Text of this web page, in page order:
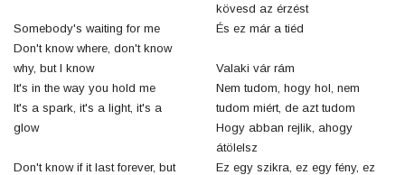
Somebody's waiting for me
Don't know where, don't know
why, but I know
It's in the way you hold me
It's a spark, it's a light, it's a
glow
Don't know if it last forever, but
kövesd az érzést
És ez már a tiéd
Valaki vár rám
Nem tudom, hogy hol, nem
tudom miért, de azt tudom
Hogy abban rejlik, ahogy
átölelsz
Ez egy szikra, ez egy fény, ez